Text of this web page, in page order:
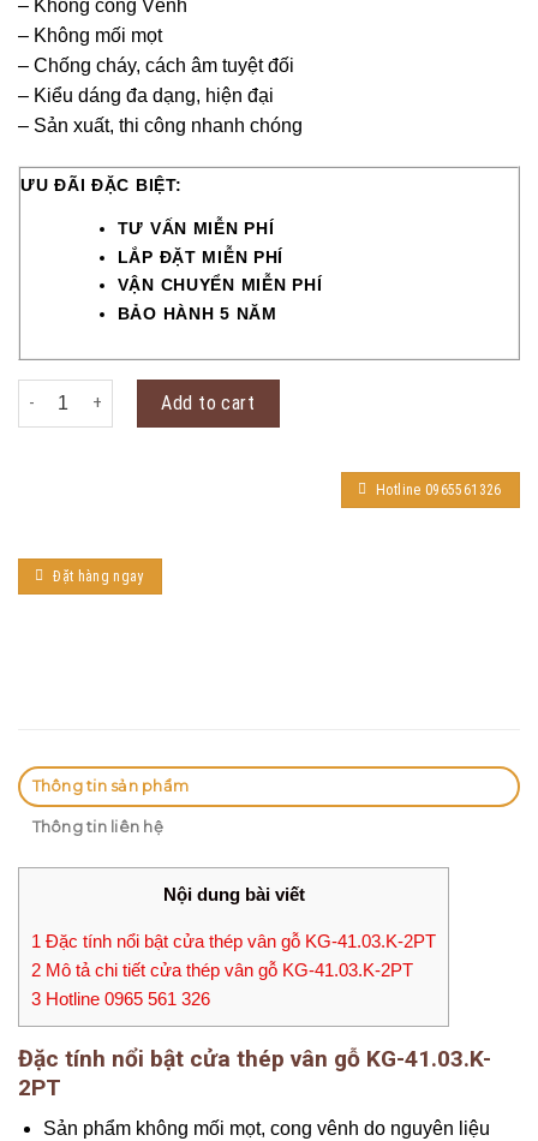
– Không cong Vênh
– Không mối mọt
– Chống cháy, cách âm tuyệt đối
– Kiểu dáng đa dạng, hiện đại
– Sản xuất, thi công nhanh chóng
ƯU ĐÃI ĐẶC BIỆT:
TƯ VẤN MIỄN PHÍ
LẮP ĐẶT MIỄN PHÍ
VẬN CHUYỂN MIỄN PHÍ
BẢO HÀNH 5 NĂM
Cửa thép vân gỗ KG-41.03.K-2PT quantity
Add to cart
Hotline 0965561326
Đặt hàng ngay
Thông tin sản phẩm
Thông tin liên hệ
Nội dung bài viết
1 Đặc tính nổi bật cửa thép vân gỗ KG-41.03.K-2PT
2 Mô tả chi tiết cửa thép vân gỗ KG-41.03.K-2PT
3 Hotline 0965 561 326
Đặc tính nổi bật cửa thép vân gỗ KG-41.03.K-
2PT
Sản phẩm không mối mọt, cong vênh do nguyên liệu